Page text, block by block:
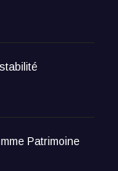
Patrimoine